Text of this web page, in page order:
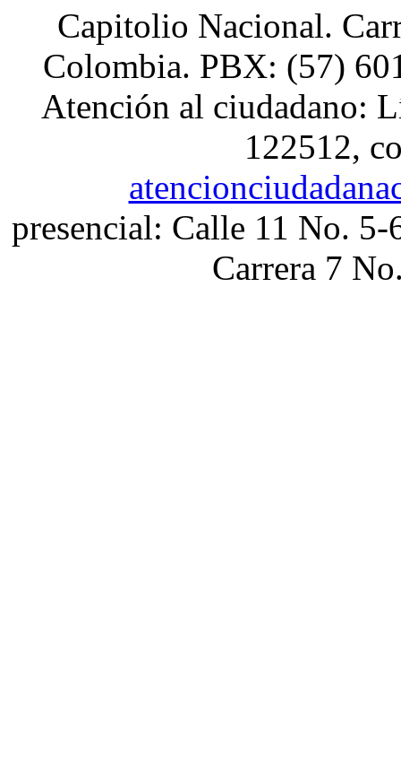
Capitolio Nacional.
Colombia. PBX: (57)
Atención al ciudadano:
122512,
presencial: Calle 11 No.
Carrera 7